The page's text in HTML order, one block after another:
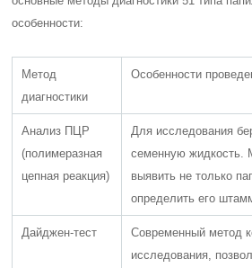
особенности:
Метод
диагностики
Особенности
Анализ ПЦР
(полимеразная
цепная реакция)
Для исследования
семенную жидкость.
выявить не только
определить его
Дайджен-тест
Современный метод
исследования,